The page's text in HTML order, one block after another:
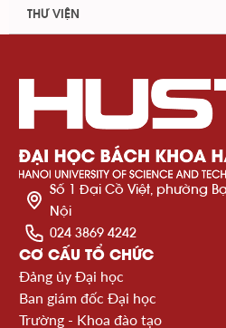
THƯ VIỆN
Số 1 Đại Cồ Việt, phường
Nội
024 3869 4242
CƠ CẤU TỔ CHỨC
Đảng ủy Đại học
Ban giám đốc Đại học
Trường - Khoa đào tạo